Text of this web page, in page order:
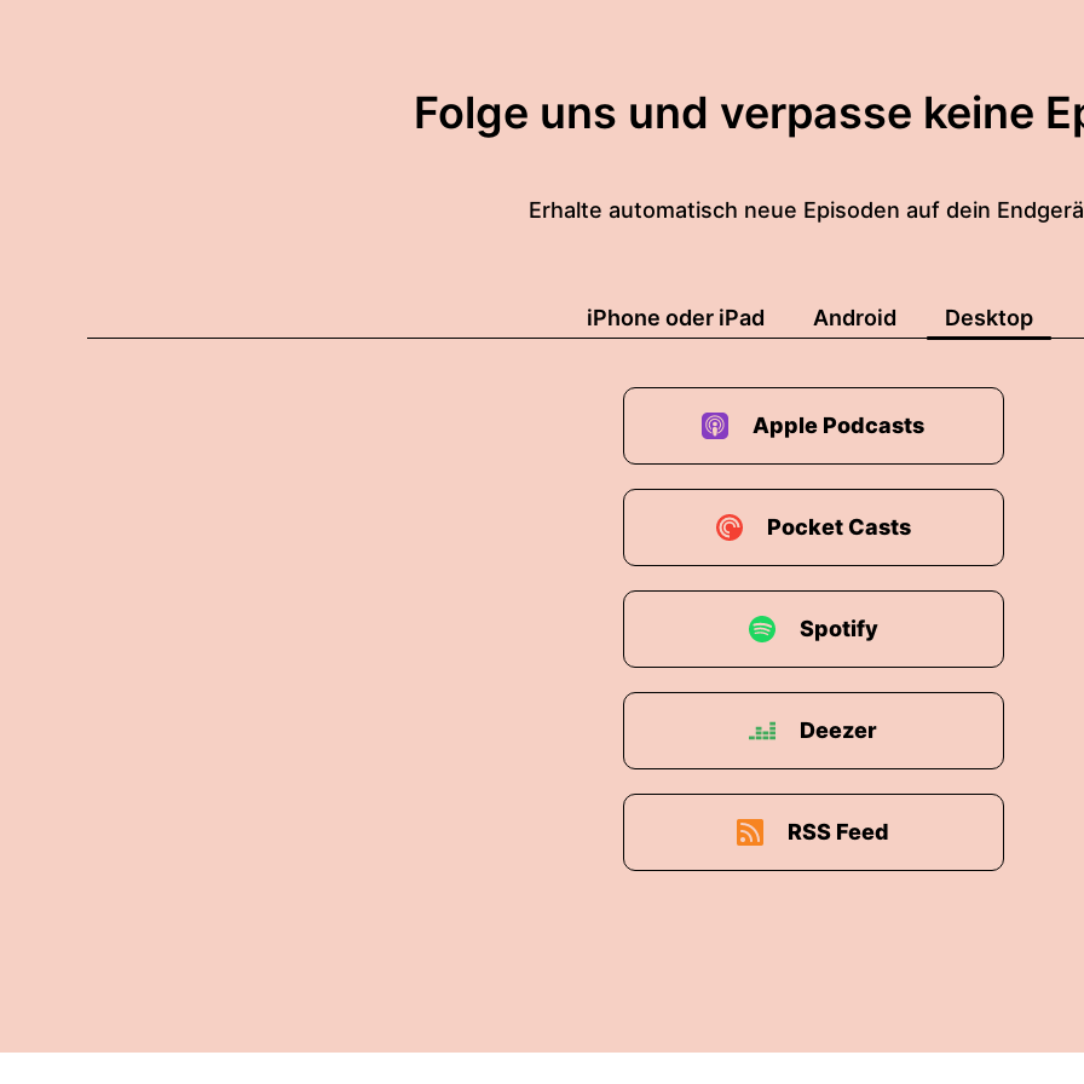
Folge uns und verpasse keine
Erhalte automatisch neue Episoden auf dein
iPhone oder iPad Android Desktop
Apple Podcasts
Pocket Casts
Spotify
Deezer
RSS Feed